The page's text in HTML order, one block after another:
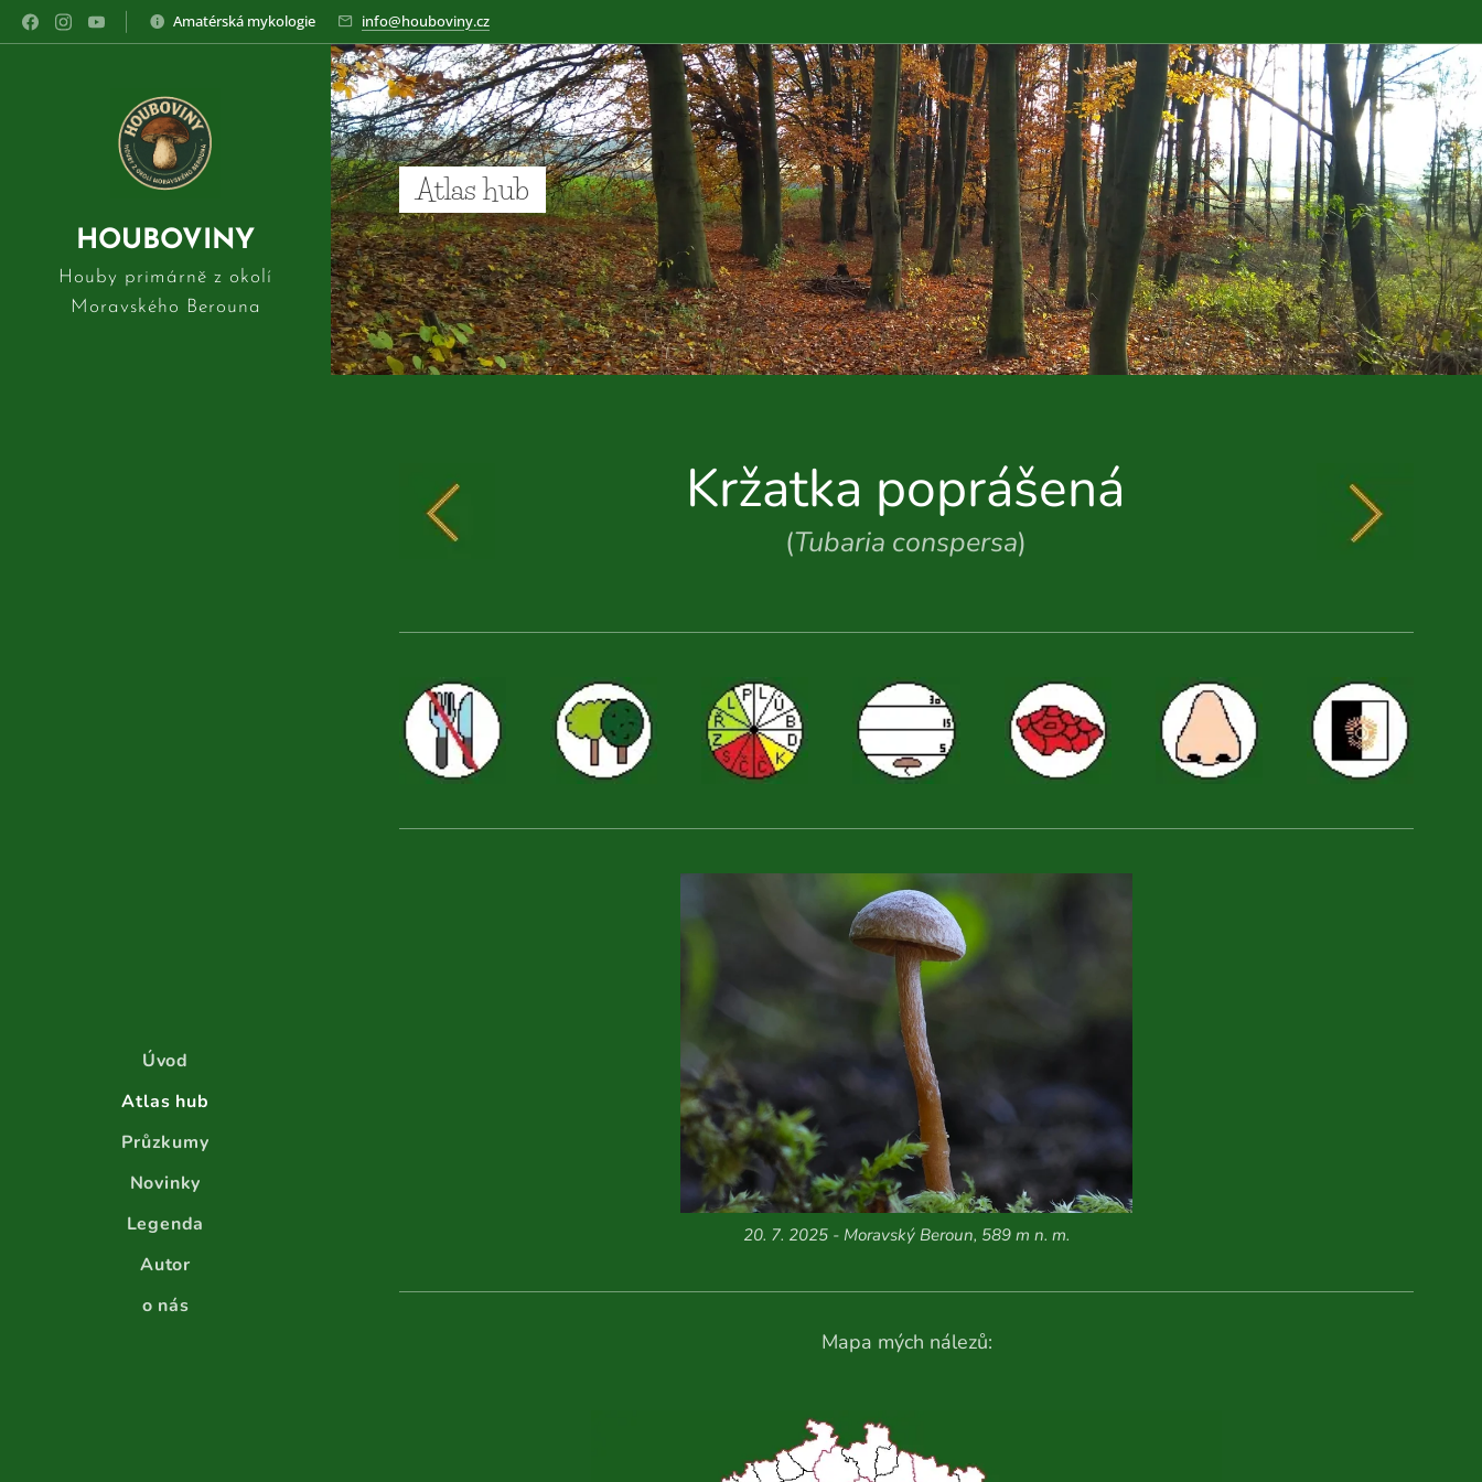
Amatérská mykologie info@houboviny.cz
HOUBOVINY
Houby primárně z okolí
Moravského Berouna
Úvod
Atlas hub
Průzkumy
Novinky
Legenda
Autor
o nás
Atlas hub
Kržatka poprášená
(Tubaria conspersa)
20. 7. 2025 - Moravský Beroun, 589 m n. m.
Mapa mých nálezů: